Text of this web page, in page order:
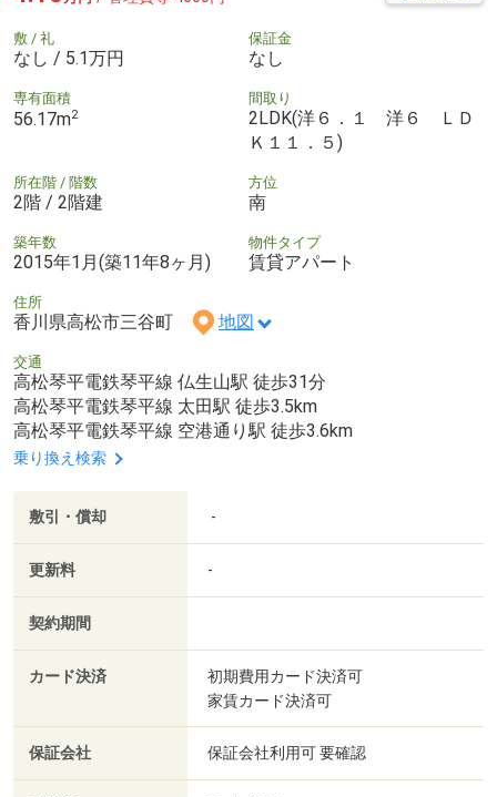
敷 / 礼
なし / 5.1万円
保証金
なし
専有面積
56.17m2
間取り
2LDK(洋６．１ 洋６ ＬＤ
Ｋ１１．５)
所在階 / 階数
2階 / 2階建
方位
南
築年数
2015年1月(築11年8ヶ月)
物件タイプ
賃貸アパート
住所
香川県高松市三谷町 地図
交通
高松琴平電鉄琴平線 仏生山駅 徒歩31分
高松琴平電鉄琴平線 太田駅 徒歩3.5km
高松琴平電鉄琴平線 空港通り駅 徒歩3.6km
乗り換え検索
敷引・償却 -
更新料 -
契約期間
カード決済
初期費用カード決済可
家賃カード決済可
保証会社 保証会社利用可 要確認